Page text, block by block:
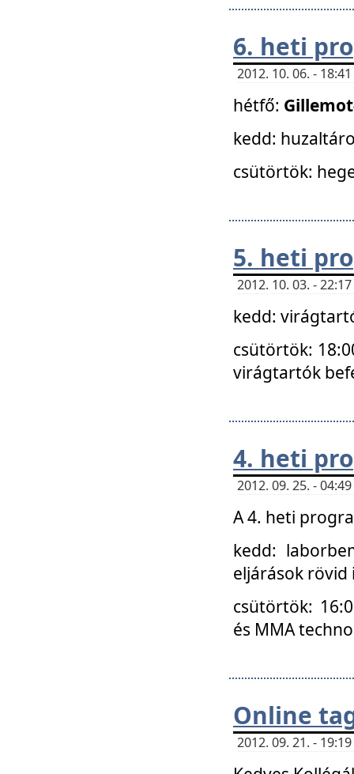
6. heti
2012. 10. 06. -
hétfő:
kedd:
csütörtök:
5. heti
2012. 10. 03. -
kedd:
csütörtök:
virágtartók
4. heti
2012. 09. 25. -
A 4. heti
kedd:
eljárások
csütörtök:
és MMA
Online
2012. 09. 21. -